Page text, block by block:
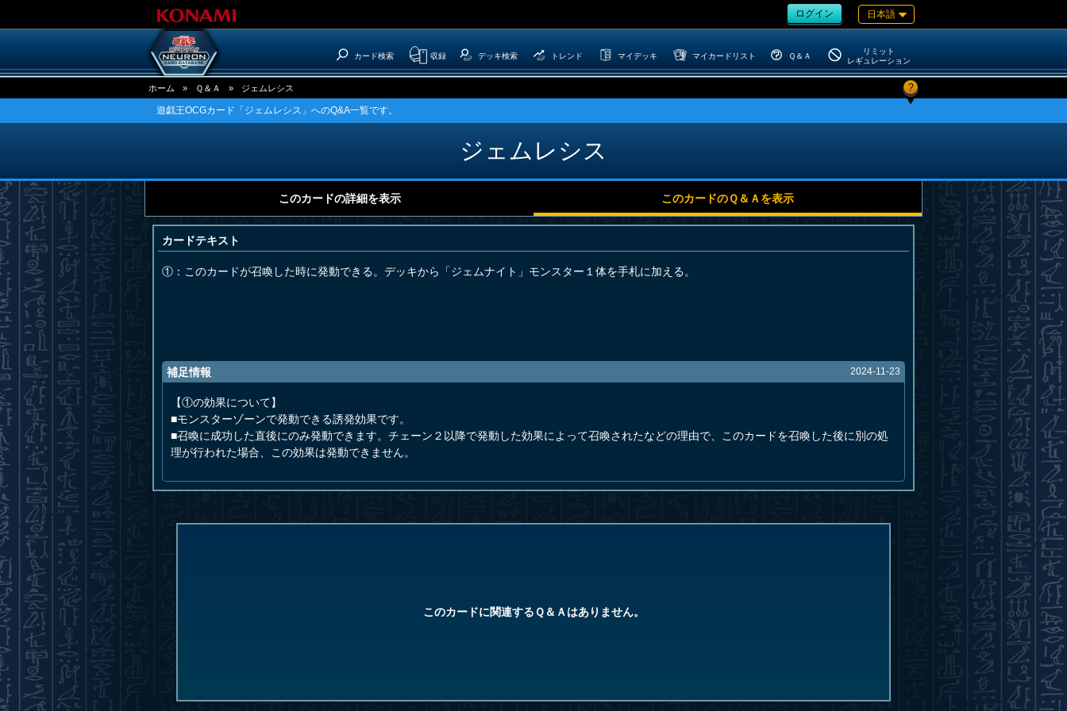
ログイン 日本語
カード検索 収録 デッキ検索 トレンド マイデッキ マイカードリスト Ｑ＆Ａ
リミット
レギュレーション
ホーム » Ｑ＆Ａ » ジェムレシス ?
遊戯王OCGカード「ジェムレシス」へのQ&A一覧です。
ジェムレシス
このカードの詳細を表示 このカードのＱ＆Ａを表示
カードテキスト
①：このカードが召喚した時に発動できる。デッキから「ジェムナイト」モンスター１体を手札に加える。
補足情報 2024-11-23
【①の効果について】
■モンスターゾーンで発動できる誘発効果です。
■召喚に成功した直後にのみ発動できます。チェーン２以降で発動した効果によって召喚されたなどの理由で、このカードを召喚した後に別の処
理が行われた場合、この効果は発動できません。
このカードに関連するＱ＆Ａはありません。